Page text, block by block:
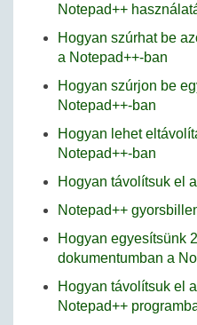
Notepad++
Hogyan szúrhat be
a Notepad++-ban
Hogyan szúrjon be
Notepad++-ban
Hogyan lehet
Notepad++-ban
Hogyan távolítsuk el
Notepad++
Hogyan egyesítsünk
dokumentumban a
Hogyan távolítsuk el
Notepad++